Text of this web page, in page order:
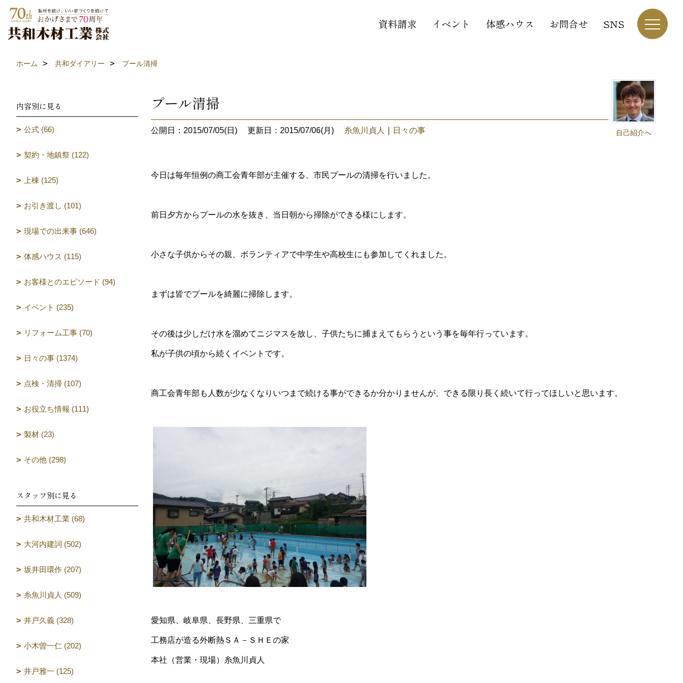
資料請求 イベント 体感ハウス お問合せ SNS
ホーム 共和ダイアリー プール清掃
自己紹介へ
プール清掃
公開日：2015/07/05(日) 更新日：2015/07/06(月) 糸魚川貞人 日々の事
今日は毎年恒例の商工会青年部が主催する、市民プールの清掃を行いました。
前日夕方からプールの水を抜き、当日朝から掃除ができる様にします。
小さな子供からその親、ボランティアで中学生や高校生にも参加してくれました。
まずは皆でプールを綺麗に掃除します。
その後は少しだけ水を溜めてニジマスを放し、子供たちに捕まえてもらうという事を毎年行っています。
私が子供の頃から続くイベントです。
商工会青年部も人数が少なくなりいつまで続ける事ができるか分かりませんが、できる限り長く続いて行ってほしいと思います。
愛知県、岐阜県、長野県、三重県で
工務店が造る外断熱ＳＡ－ＳＨＥの家
本社（営業・現場）糸魚川貞人
内容別に見る
公式 (66)
契約・地鎮祭 (122)
上棟 (125)
お引き渡し (101)
現場での出来事 (646)
体感ハウス (115)
お客様とのエピソード (94)
イベント (235)
リフォーム工事 (70)
日々の事 (1374)
点検・清掃 (107)
お役立ち情報 (111)
製材 (23)
その他 (298)
スタッフ別に見る
共和木材工業 (68)
大河内建詞 (502)
坂井田環作 (207)
糸魚川貞人 (509)
井戸久義 (328)
小木曽一仁 (202)
井戸雅一 (125)